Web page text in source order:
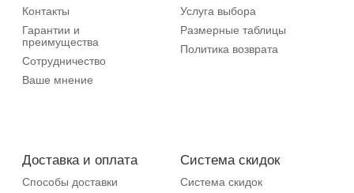
Контакты
Гарантии и
преимущества
Сотрудничество
Ваше мнение
Услуга выбора
Размерные таблицы
Политика возврата
Доставка и оплата
Способы доставки
Система скидок
Система скидок